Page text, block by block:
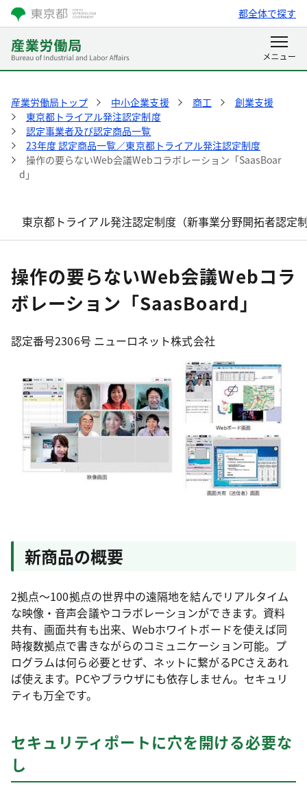
都全体で探す
産業労働局トップ 中小企業支援 商工
創業支援
東京都トライアル発注認定制度
認定事業者及び認定商品一覧
23年度 認定商品一覧／東京都トライアル発注認定制度
操作の要らないWeb会議Webコラボレーション「SaasBoar
d」
東京都トライアル発注認定制度（新事業分野開拓者認定
操作の要らないWeb会議Webコラ
ボレーション「SaasBoard」
認定番号2306号 ニューロネット株式会社
新商品の概要
2拠点～100拠点の世界中の遠隔地を結んでリアルタイム
な映像・音声会議やコラボレーションができます。資料
共有、画面共有も出来、Webホワイトボードを使えば同
時複数拠点で書きながらのコミュニケーション可能。プ
ログラムは何ら必要とせず、ネットに繋がるPCさえあれ
ば使えます。PCやブラウザにも依存しません。セキュリ
ティも万全です。
セキュリティポートに穴を開ける必要な
し